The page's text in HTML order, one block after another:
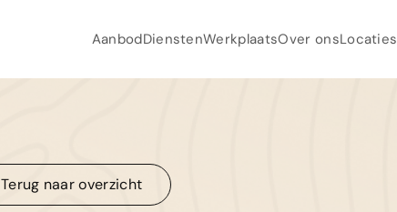
AanbodDienstenWerkplaatsOver onsLocaties
Terug naar overzicht